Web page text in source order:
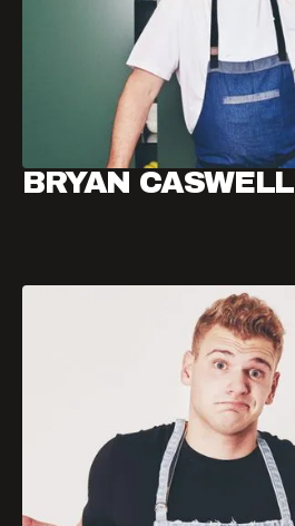
BRYAN CASWELL